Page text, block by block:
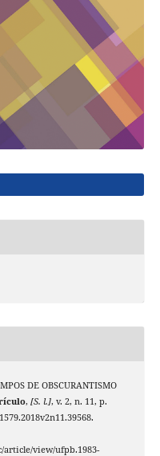
DE OBSCURANTISMO
, [S. l.], v. 2, n. 11, p.
view/ufpb.1983-